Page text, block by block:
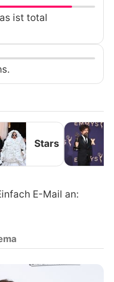
ist total
Stars
E-Mail an: